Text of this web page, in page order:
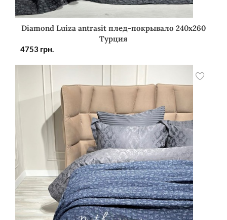
Diamond Luiza antrasit плед-покрывало 240х260
Турция
4753 грн.